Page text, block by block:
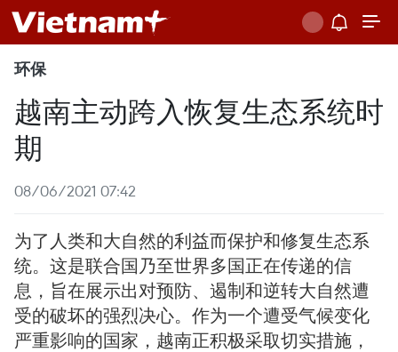
环保
越南主动跨入恢复生态系统时
期
08/06/2021 07:42
为了人类和大自然的利益而保护和修复生态系
统。这是联合国乃至世界多国正在传递的信
息，旨在展示出对预防、遏制和逆转大自然遭
受的破坏的强烈决心。作为一个遭受气候变化
严重影响的国家，越南正积极采取切实措施，